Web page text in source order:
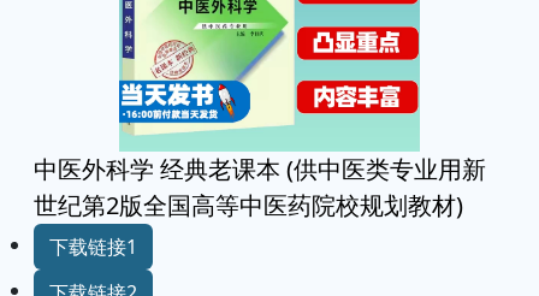
中医外科学 经典老课本 (供中医类专业用新
世纪第2版全国高等中医药院校规划教材)
下载链接1